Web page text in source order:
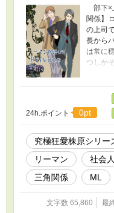
サブル
るルー
ルート
（同僚
下）
部下×
関係】
の上司
長から
は常に
つしか
ていた
が過ぎ
とを総
かりに
R18【
物語if６
24h.ポイント 0pt
究極狂愛株原シリー
リーマン
社会人
三角関係
ML
文字数 65,860 最